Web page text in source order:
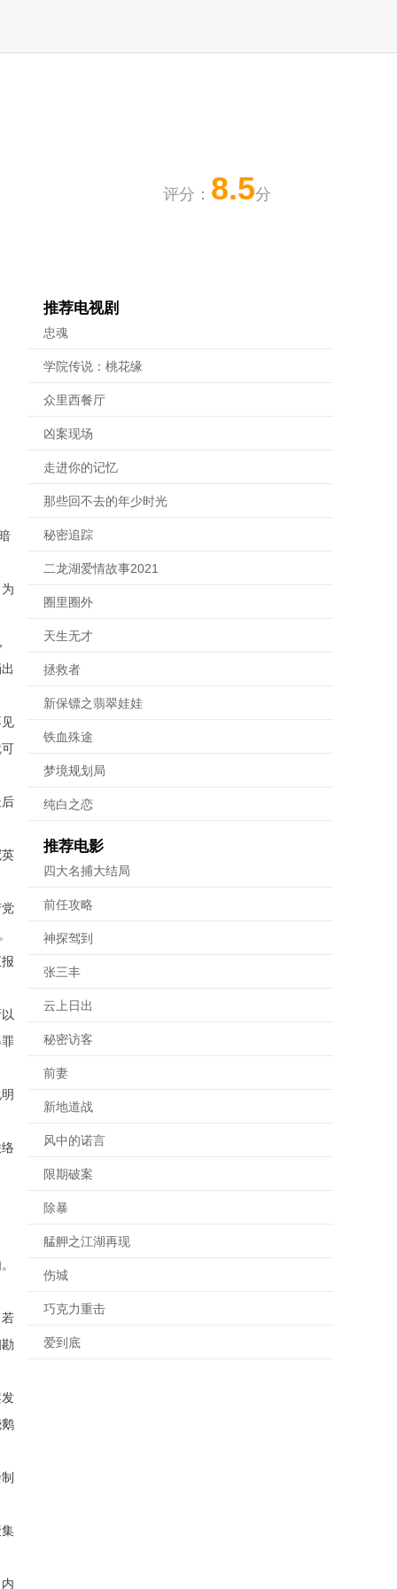
评分： 8.5分
推荐电视剧
忠魂
学院传说：桃花缘
众里西餐厅
凶案现场
走进你的记忆
那些回不去的年少时光
秘密追踪
二龙湖爱情故事2021
圈里圈外
天生无才
拯救者
新保镖之翡翠娃娃
铁血殊途
梦境规划局
纯白之恋
推荐电影
四大名捕大结局
前任攻略
神探驾到
张三丰
云上日出
秘密访客
前妻
新地道战
风中的诺言
限期破案
除暴
艋舺之江湖再现
伤城
巧克力重击
爱到底